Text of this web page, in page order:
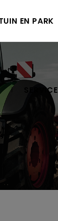
EN PARK
SERVICE